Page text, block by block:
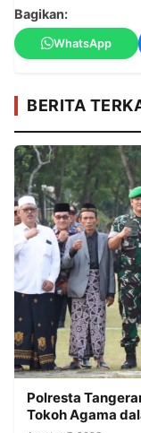
Bagikan:
WhatsApp
BERITA
Polresta
Tokoh Agama